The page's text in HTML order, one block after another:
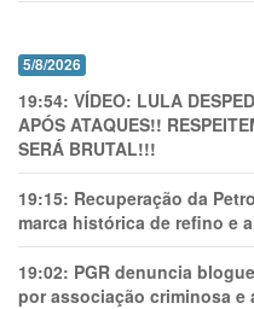
5/8/2026
19:54: VÍDEO: LULA
APÓS ATAQUES!!
SERÁ BRUTAL!!!
19:15: Recuperação da
marca histórica de refino e
19:02: PGR denuncia
por associação criminosa e